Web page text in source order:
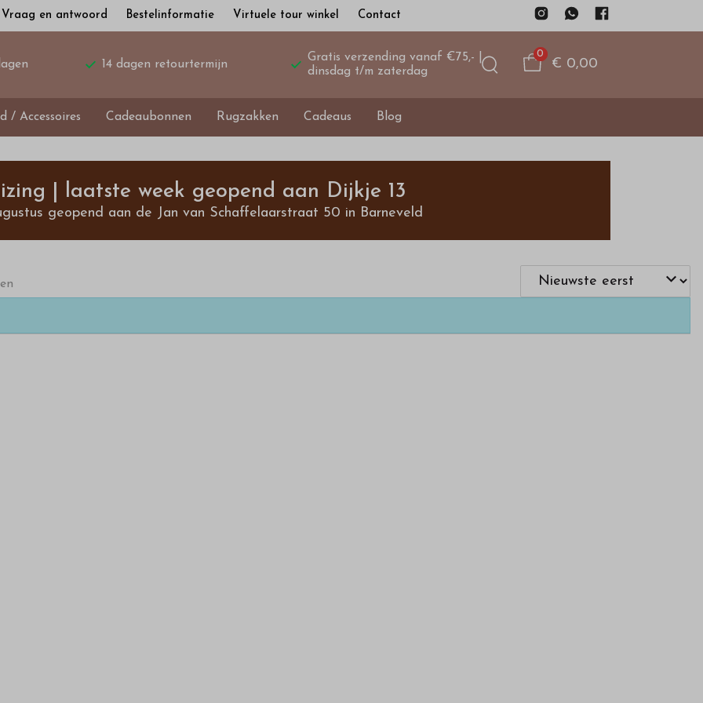
Vraag en antwoord Bestelinformatie Virtuele tour winkel Contact
14 dagen retourtermijn
Gratis verzending vanaf €75,- |
dinsdag t/m zaterdag
0
€ 0,00
/ Accessoires Cadeaubonnen Rugzakken Cadeaus Blog
| laatste week geopend aan Dijkje 13
geopend aan de Jan van Schaffelaarstraat 50 in Barneveld